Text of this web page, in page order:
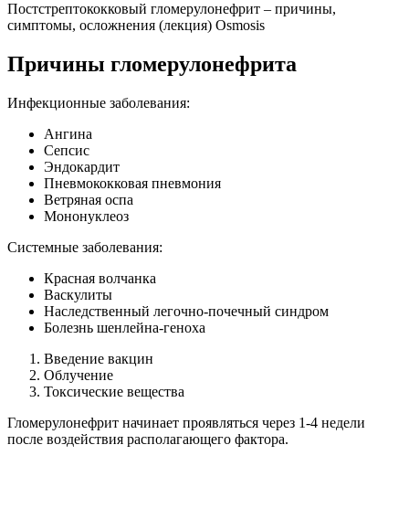
Постстрептококковый гломерулонефрит – причины,
симптомы, осложнения (лекция) Osmosis
Причины гломерулонефрита
Инфекционные заболевания:
Ангина
Сепсис
Эндокардит
Пневмококковая пневмония
Ветряная оспа
Мононуклеоз
Системные заболевания:
Красная волчанка
Васкулиты
Наследственный легочно-почечный синдром
Болезнь шенлейна-геноха
Введение вакцин
Облучение
Токсические вещества
Гломерулонефрит начинает проявляться через 1-4 недели
после воздействия располагающего фактора.